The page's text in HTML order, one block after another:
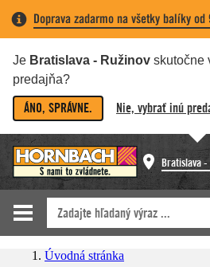
Doprava zadarmo na všetky balíky od
Je Bratislava - Ružinov skutočne
predajňa?
ÁNO, SPRÁVNE. Nie, vybrať inú
Bratislava -
Úvodná stránka